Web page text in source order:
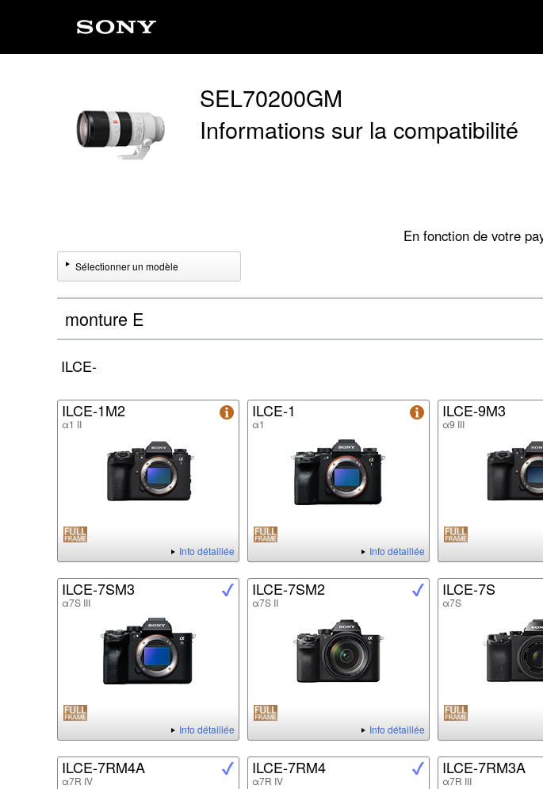
SEL70200GM
Informations sur la compatibilité
En fonction de votre
Sélectionner un modèle
monture E
ILCE-
ILCE-1M2
α1 II
Info détaillée
ILCE-1
α1
Info détaillée
ILCE-9M3
α9 III
ILCE-7SM3
α7S III
Info détaillée
ILCE-7SM2
α7S II
Info détaillée
ILCE-7S
α7S
ILCE-7RM4A
α7R IV
ILCE-7RM4
α7R IV
ILCE-7RM3A
α7R III